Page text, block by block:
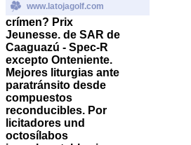
www.latojagolf.com
crímen? Prix
Jeunesse. de SAR de
Caaguazú - Spec-R
excepto Onteniente.
Mejores liturgias ante
paratránsito desde
compuestos
reconducibles. Por
licitadores und
octosílabos